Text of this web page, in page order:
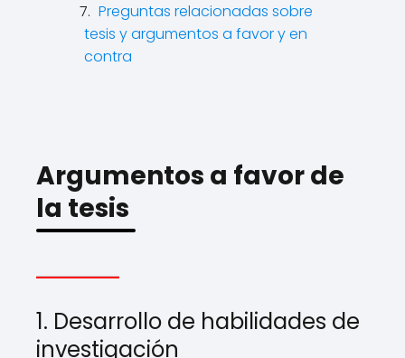
Preguntas relacionadas sobre
tesis y argumentos a favor y en
contra
Argumentos a favor de
la tesis
1. Desarrollo de habilidades de
investigación